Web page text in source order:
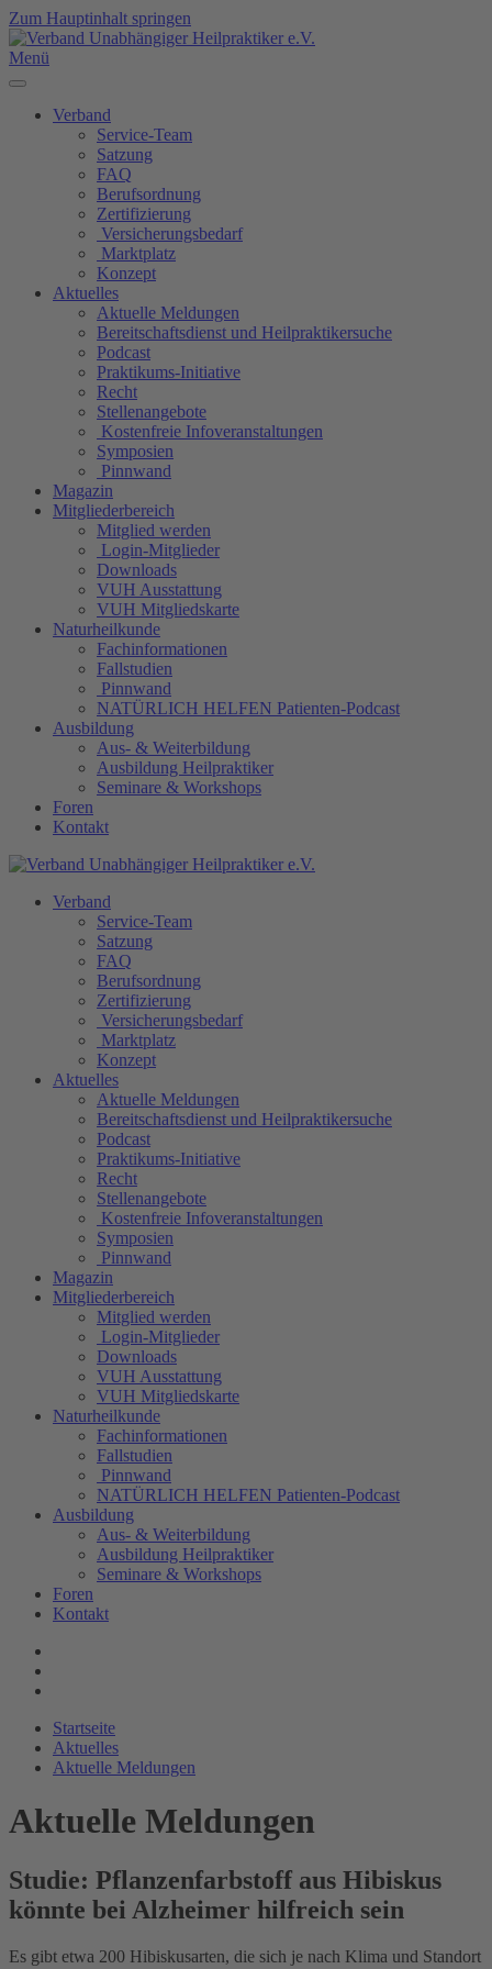
Zum Hauptinhalt springen
Menü
Verband
Service-Team
Satzung
FAQ
Berufsordnung
Zertifizierung
Versicherungsbedarf
Marktplatz
Konzept
Aktuelles
Aktuelle Meldungen
Bereitschaftsdienst und Heilpraktikersuche
Podcast
Praktikums-Initiative
Recht
Stellenangebote
Kostenfreie Infoveranstaltungen
Symposien
Pinnwand
Magazin
Mitgliederbereich
Mitglied werden
Login-Mitglieder
Downloads
VUH Ausstattung
VUH Mitgliedskarte
Naturheilkunde
Fachinformationen
Fallstudien
Pinnwand
NATÜRLICH HELFEN Patienten-Podcast
Ausbildung
Aus- & Weiterbildung
Ausbildung Heilpraktiker
Seminare & Workshops
Foren
Kontakt
Verband
Service-Team
Satzung
FAQ
Berufsordnung
Zertifizierung
Versicherungsbedarf
Marktplatz
Konzept
Aktuelles
Aktuelle Meldungen
Bereitschaftsdienst und Heilpraktikersuche
Podcast
Praktikums-Initiative
Recht
Stellenangebote
Kostenfreie Infoveranstaltungen
Symposien
Pinnwand
Magazin
Mitgliederbereich
Mitglied werden
Login-Mitglieder
Downloads
VUH Ausstattung
VUH Mitgliedskarte
Naturheilkunde
Fachinformationen
Fallstudien
Pinnwand
NATÜRLICH HELFEN Patienten-Podcast
Ausbildung
Aus- & Weiterbildung
Ausbildung Heilpraktiker
Seminare & Workshops
Foren
Kontakt
Startseite
Aktuelles
Aktuelle Meldungen
Aktuelle Meldungen
Studie: Pflanzenfarbstoff aus Hibiskus
könnte bei Alzheimer hilfreich sein
Es gibt etwa 200 Hibiskusarten, die sich je nach Klima und Standort